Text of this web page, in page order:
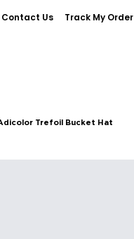
Contact Us Track My Order
Trefoil Bucket Hat